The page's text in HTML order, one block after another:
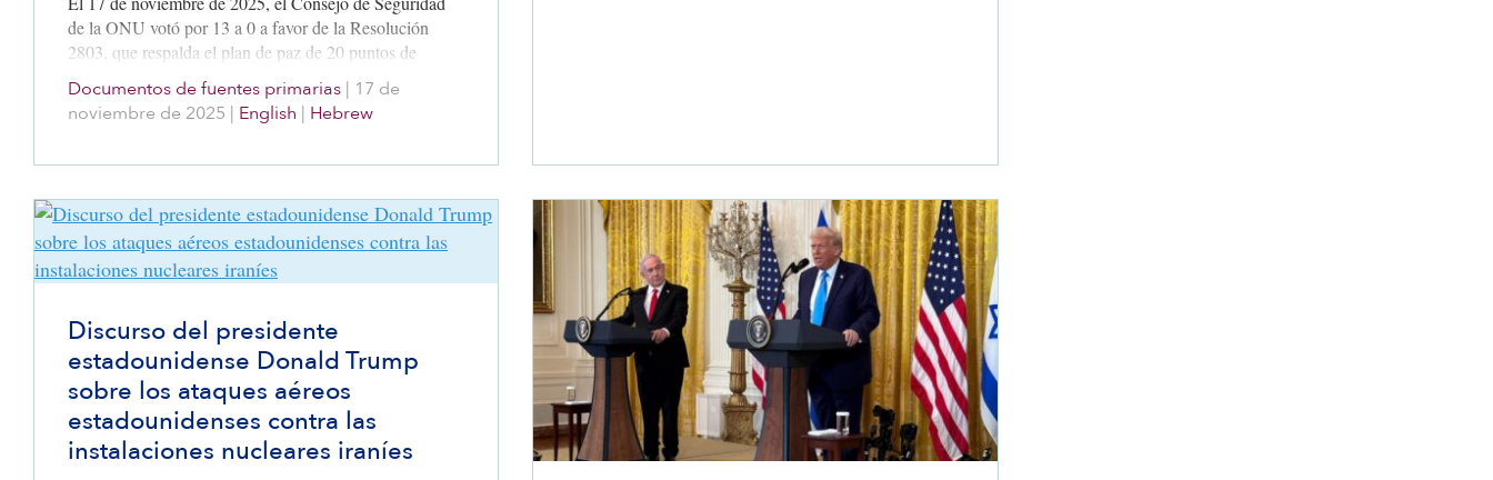
de la ONU votó por 13 a 0 a favor de la Resolución
2803, que respalda el plan de paz de 20 puntos de
Trump para poner fin a la guerra entre Hamás e Israel.
Esta resolución, que sienta precedente, ofrece una vía
hacia la estabilidad en la Franja de Gaza y una
Documentos de fuentes primarias | 17 de
noviembre de 2025 | English | Hebrew
Discurso del presidente
estadounidense Donald Trump
sobre los ataques aéreos
estadounidenses contra las
instalaciones nucleares iraníes